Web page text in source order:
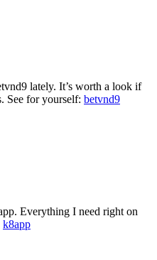
lately. It’s worth a look if
See for yourself: betvnd9
Everything I need right on
k8app